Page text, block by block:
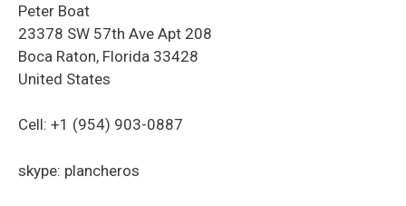
Peter Boat
23378 SW 57th Ave Apt 208
Boca Raton, Florida 33428
United States
Cell: +1 (954) 903-0887
skype: plancheros